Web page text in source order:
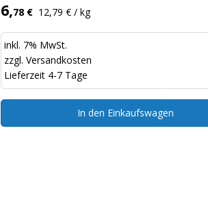
6,78 € 12,79 € / kg
inkl. 7% MwSt.
zzgl. Versandkosten
Lieferzeit 4-7 Tage
In den Einkaufswagen